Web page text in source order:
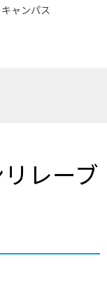
ャンパス
レーブ